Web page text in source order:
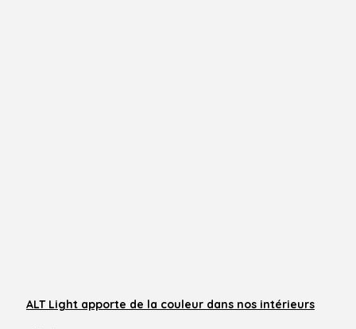
ALT Light apporte de la couleur dans nos intérieurs